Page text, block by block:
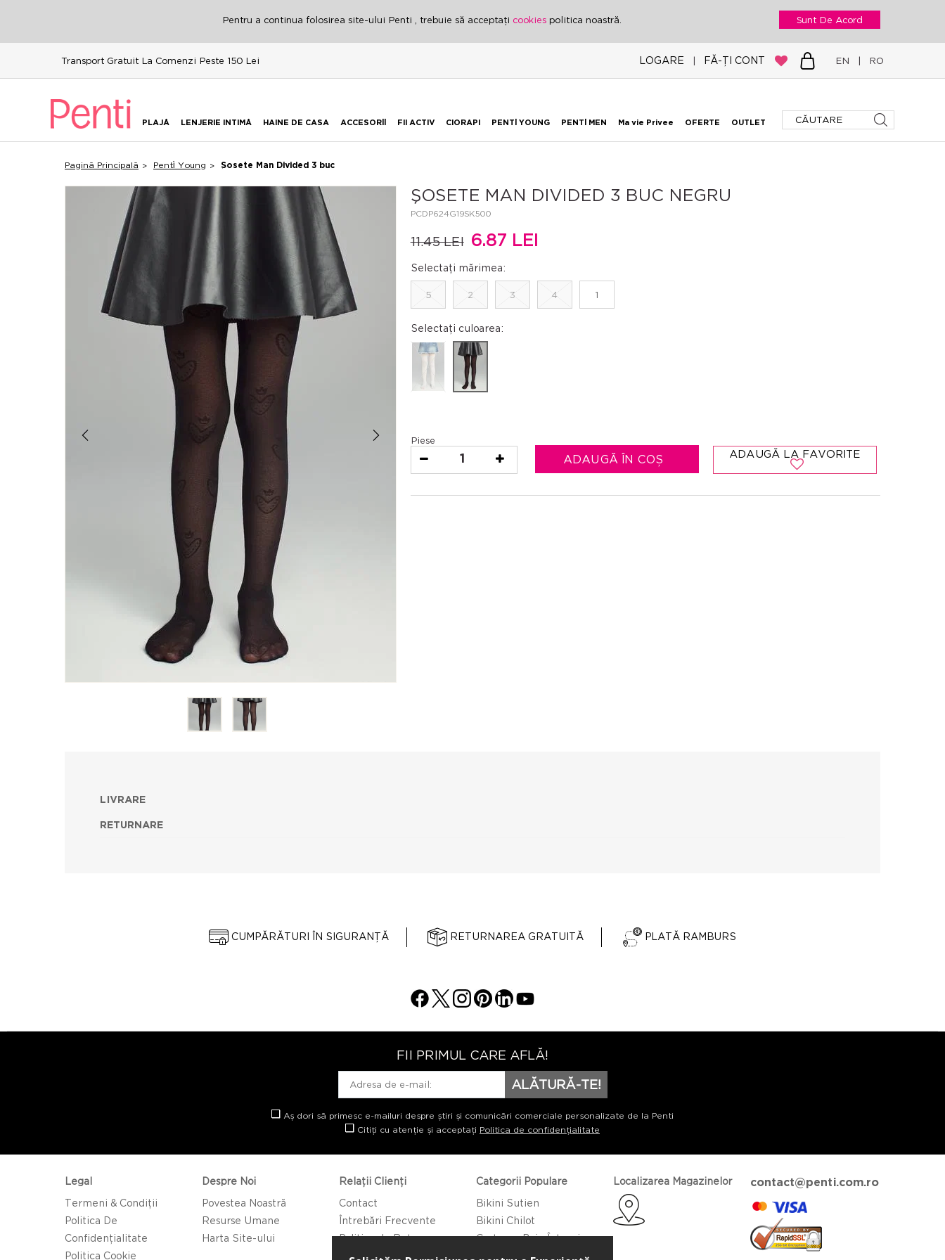
Pentru a continua folosirea site-ului Penti , trebuie să acceptați cookies politica noastră. Sunt De Acord
Transport Gratuit La Comenzi Peste 150 Lei LOGARE | FĂ-ȚI CONT EN | RO
PLAJĂ LENJERIE INTIMĂ HAINE DE CASA ACCESORİİ FII ACTIV CIORAPI PENTİ YOUNG PENTİ MEN Ma vie Privee OFERTE OUTLET
Pagină Principală Penti̇ Young Şosete Man Divided 3 buc
ŞOSETE MAN DIVIDED 3 BUC NEGRU
PCDP624G19SK500
11.45 LEI 6.87 LEI
Selectați mărimea:
5 2 3 4 1
Selectați culoarea:
Piese
1 ADAUGĂ ÎN COȘ ADAUGĂ LA FAVORITE
LIVRARE
RETURNARE
CUMPĂRĂTURI ÎN SIGURANȚĂ RETURNAREA GRATUITĂ PLATĂ RAMBURS
FII PRIMUL CARE AFLĂ!
ALĂTURĂ-TE!
Aș dori să primesc e-mailuri despre știri și comunicări comerciale personalizate de la Penti
Citiți cu atenție și acceptați Politica de confidențialitate
Legal
Termeni & Condiții
Politica De
Confidențialitate
Politica Cookie
Despre Noi
Povestea Noastră
Resurse Umane
Harta Site-ului
Relații Clienți
Contact
Întrebări Frecvente
Politica de Returnare
Categorii Populare
Bikini Sutien
Bikini Chilot
Costume Baie Întregi
Caftan/Pareo
Localizarea Magazinelor contact@penti.com.ro